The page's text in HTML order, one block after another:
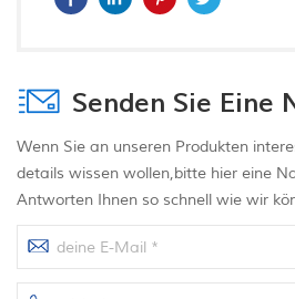
Senden Sie Eine
Wenn Sie an unseren Produkten
details wissen wollen,bitte hier eine
Antworten Ihnen so schnell wie wir